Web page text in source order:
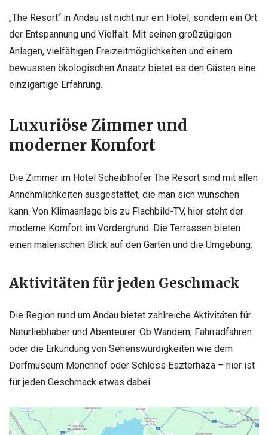
„The Resort“ in Andau ist nicht nur ein Hotel, sondern ein Ort
der Entspannung und Vielfalt. Mit seinen großzügigen
Anlagen, vielfältigen Freizeitmöglichkeiten und einem
bewussten ökologischen Ansatz bietet es den Gästen eine
einzigartige Erfahrung.
Luxuriöse Zimmer und
moderner Komfort
Die Zimmer im Hotel Scheiblhofer The Resort sind mit allen
Annehmlichkeiten ausgestattet, die man sich wünschen
kann. Von Klimaanlage bis zu Flachbild-TV, hier steht der
moderne Komfort im Vordergrund. Die Terrassen bieten
einen malerischen Blick auf den Garten und die Umgebung.
Aktivitäten für jeden Geschmack
Die Region rund um Andau bietet zahlreiche Aktivitäten für
Naturliebhaber und Abenteurer. Ob Wandern, Fahrradfahren
oder die Erkundung von Sehenswürdigkeiten wie dem
Dorfmuseum Mönchhof oder Schloss Eszterháza – hier ist
für jeden Geschmack etwas dabei.